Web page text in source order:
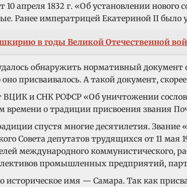
апреля 1832 г. «Об установлении
Ранее императрицей Екатериной II было
в годы Великой Отечественной
обнаружить нормативный
присваивалось. А такой документ,
ВЦИК и СНК РСФСР «Об уничтожении
времени о традиции присвоения звания
спустя многие десятилетия.
Совета депутатов трудящихся от 11
международного коммунистического,
промышленных предприятий,
историческое имя — Самара. Так как